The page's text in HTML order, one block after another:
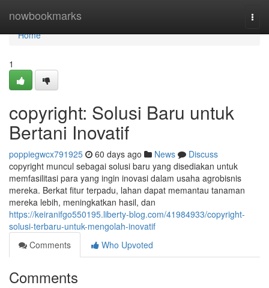
nowbookmarks
Home
Home
1
copyright: Solusi Baru untuk
Bertani Inovatif
poppiegwcx791925 60 days ago News
Discuss
copyright muncul sebagai solusi baru yang disediakan untuk
memfasilitasi para yang ingin inovasi dalam usaha agrobisnis
mereka. Berkat fitur terpadu, lahan dapat memantau tanaman
mereka lebih, meningkatkan hasil, dan
https://keiranifgo550195.liberty-blog.com/41984933/copyright-
solusi-terbaru-untuk-mengolah-inovatif
Comments
Who Upvoted
Comments